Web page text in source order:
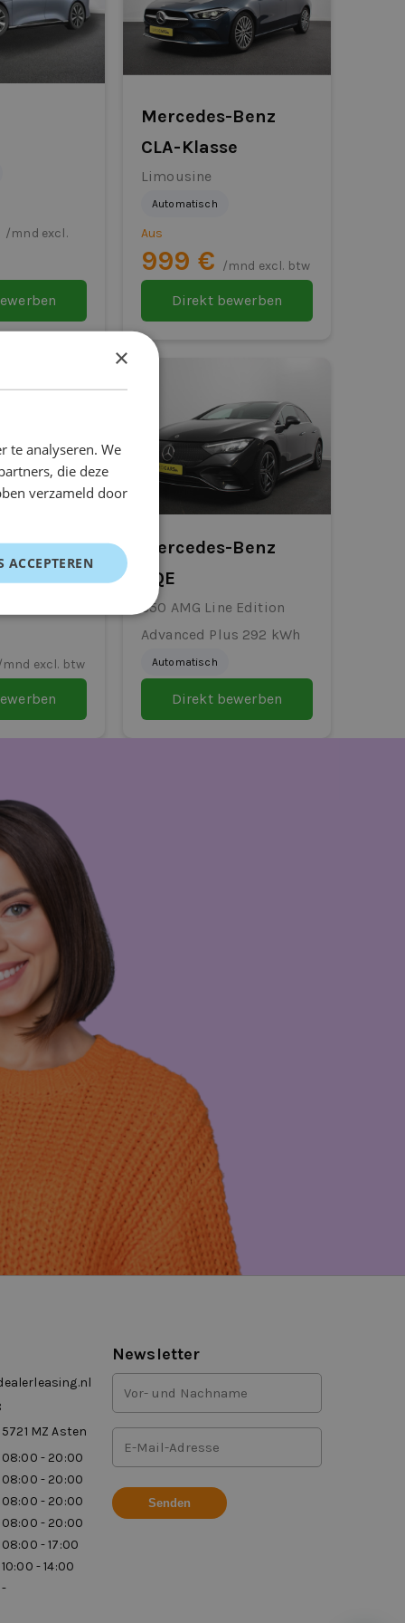
/mnd excl.
Mercedes-Benz
CLA-Klasse
Limousine
Automatisch
Aus
999 € /mnd excl. btw
Direkt bewerben
3
excl. btw
Mercedes-Benz
EQE
350 AMG Line Edition
Advanced Plus 292 kWh
Automatisch
Direkt bewerben
MZ Asten
08:00 - 20:00
08:00 - 20:00
08:00 - 20:00
08:00 - 20:00
08:00 - 17:00
10:00 - 14:00
-
Newsletter
und
(Erforderlich)
Mail-
(Erforderlich)
×
te analyseren. We
die deze
verzameld door
ACCEPTEREN